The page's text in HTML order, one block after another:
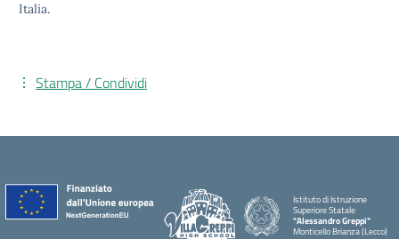
Italia.
Stampa / Condividi
Istituto di Istruzione
Superiore Statale
"Alessandro Greppi"
Monticello Brianza (Lecco)